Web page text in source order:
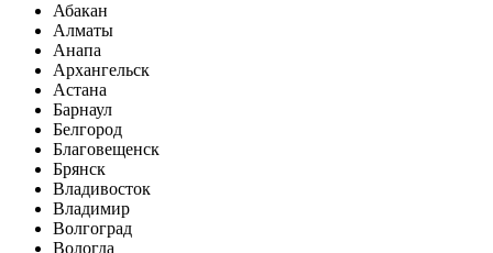
Абакан
Алматы
Анапа
Архангельск
Астана
Барнаул
Белгород
Благовещенск
Брянск
Владивосток
Владимир
Волгоград
Вологда